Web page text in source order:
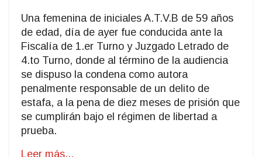
Una femenina de iniciales A.T.V.B de 59 años
de edad, día de ayer fue conducida ante la
Fiscalía de 1.er Turno y Juzgado Letrado de
4.to Turno, donde al término de la audiencia
se dispuso la condena como autora
penalmente responsable de un delito de
estafa, a la pena de diez meses de prisión que
se cumplirán bajo el régimen de libertad a
prueba.
Leer más...